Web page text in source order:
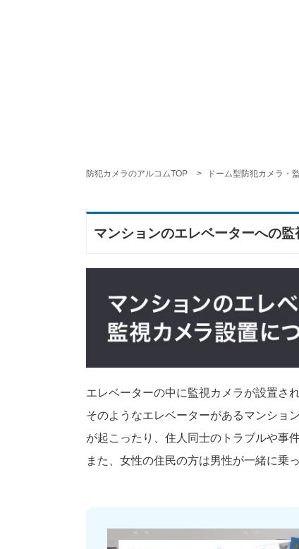
防犯カメラのアルコムTOP ドーム型防犯カメラ・
マンションのエレベーターへの
エレベーターの中に監視カメラが設置さ
そのようなエレベーターがあるマンショ
が起こったり、住人同士のトラブルや事
また、女性の住民の方は男性が一緒に乗